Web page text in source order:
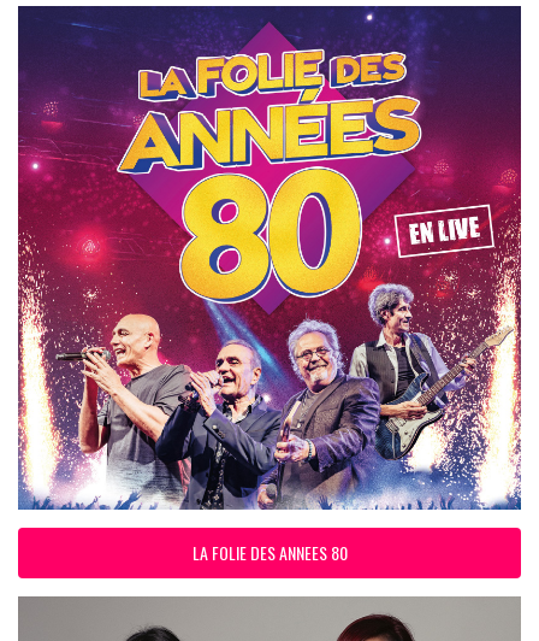
LA FOLIE DES ANNEES 80